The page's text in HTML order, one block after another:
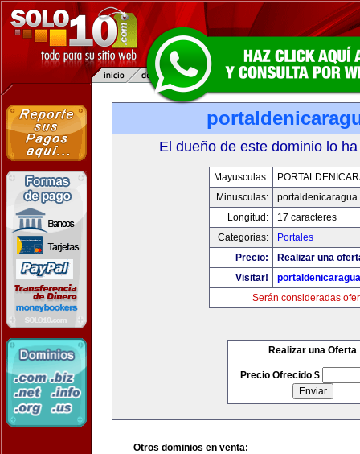
El dueño de este dominio lo
Mayusculas:
Minusculas:
Longitud:
17 caracteres
Categorias:
Portales
Precio:
Realizar una
Visitar!
Serán consideradas
Realizar una Oferta
Precio Ofrecido $
Otros dominios en venta: